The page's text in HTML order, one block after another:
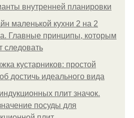
внутренней планировки
маленькой кухни 2 на 2
Главные принципы, которым
следовать
кустарников: простой
достичь идеального вида
плит значок.
посуды для